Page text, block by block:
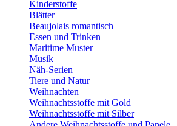
Kinderstoffe
Blätter
Beaujolais romantisch
Essen und Trinken
Maritime Muster
Musik
Näh-Serien
Tiere und Natur
Weihnachten
Weihnachtsstoffe mit Gold
Weihnachtsstoffe mit Silber